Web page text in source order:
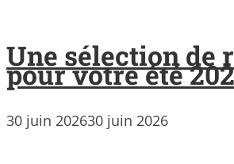
Une sélection de
pour votre été
30 juin 202630 juin 2026